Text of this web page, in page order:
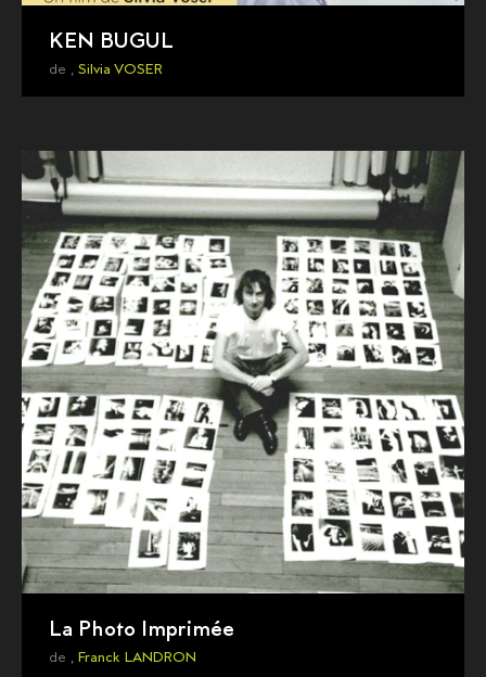
KEN BUGUL
de , Silvia VOSER
La Photo Imprimée
de , Franck LANDRON